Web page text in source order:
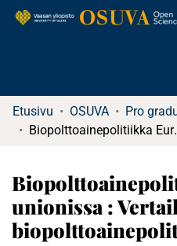
Etusivu OSUVA
Biopolttoainepolitiikka
unionissa :